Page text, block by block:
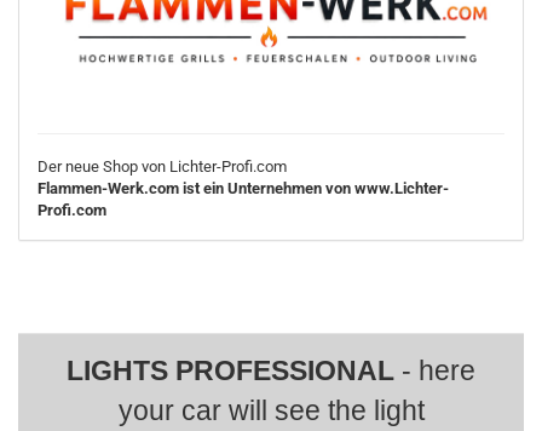
Der neue Shop von Lichter-Profi.com
Flammen-Werk.com ist ein Unternehmen von www.Lichter-
Profi.com
LIGHTS PROFESSIONAL - here
your car will see the light